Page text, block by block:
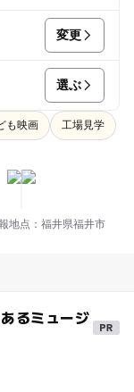
変更
選ぶ
も映画 工場見学
地点：福井県福井市
るミュージ